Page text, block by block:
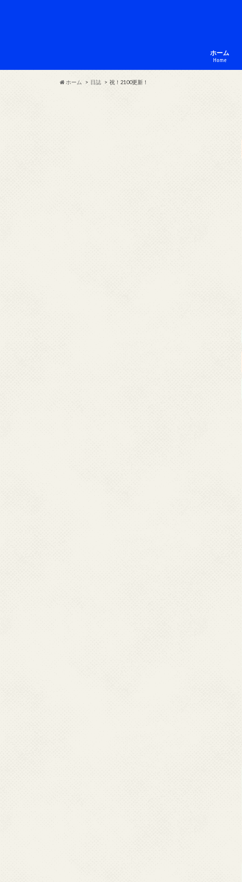
ホーム
Home
ホーム 日誌 祝！2100更新！